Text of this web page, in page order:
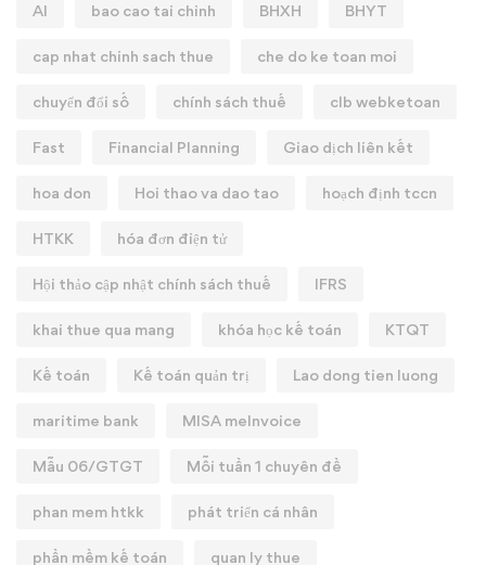
AI bao cao tai chinh BHXH BHYT
cap nhat chinh sach thue che do ke toan moi
chuyển đổi số chính sách thuế clb webketoan
Fast Financial Planning Giao dịch liên kết
hoa don Hoi thao va dao tao hoạch định tccn
HTKK hóa đơn điện tử
Hội thảo cập nhật chính sách thuế IFRS
khai thue qua mang khóa học kế toán KTQT
Kế toán Kế toán quản trị Lao dong tien luong
maritime bank MISA meInvoice
Mẫu 06/GTGT Mỗi tuần 1 chuyên đề
phan mem htkk phát triển cá nhân
phần mềm kế toán quan ly thue